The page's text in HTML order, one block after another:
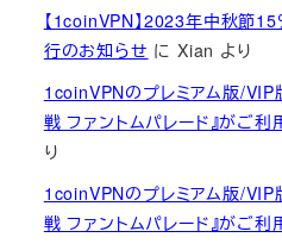
【1coinVPN】2023年中秋節
行のお知らせ にXian より
1coinVPNのプレミアム版/VIP
戦 ファントムパレード』がご利
り
1coinVPNのプレミアム版/VIP
戦 ファントムパレード』がご利